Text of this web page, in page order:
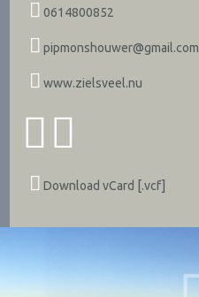
0614800852
pipmonshouwer@gmail.com
www.zielsveel.nu
Download vCard [.vcf]